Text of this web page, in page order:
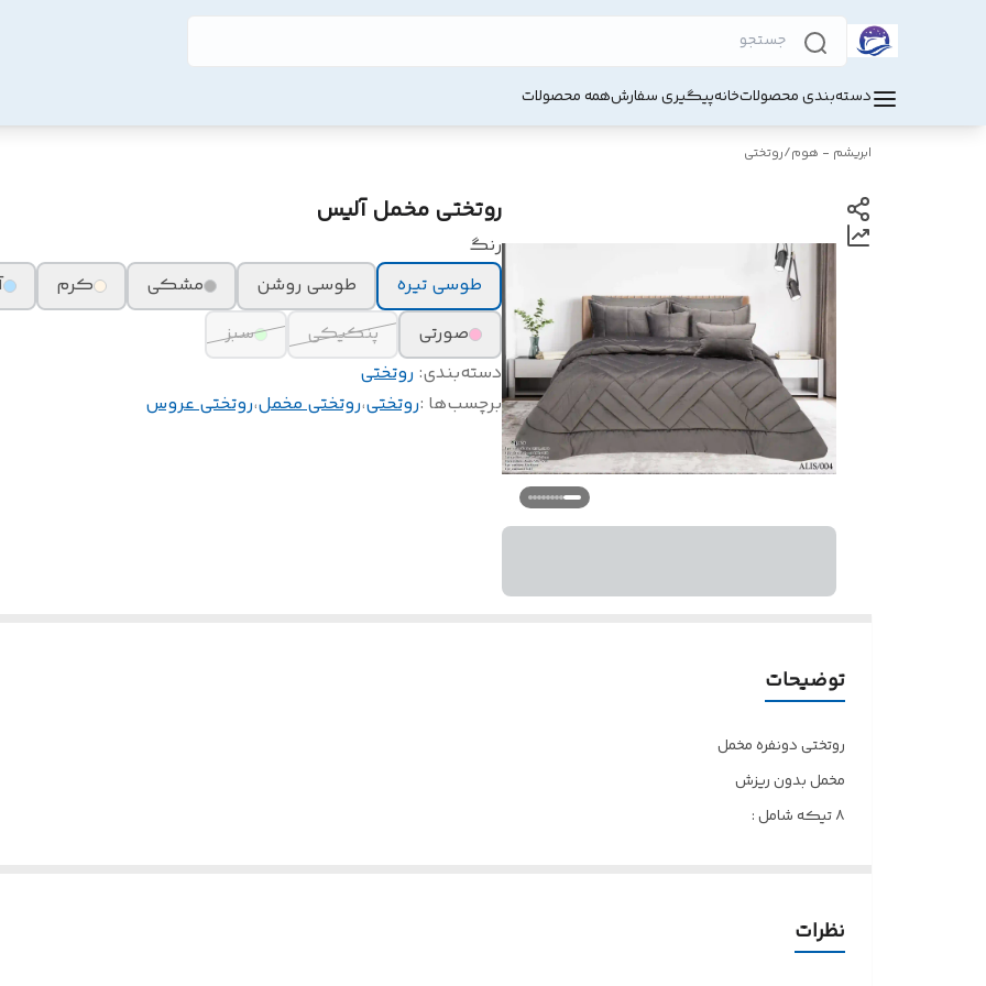
دسته‌بندی محصولاتخانهپیگیری سفارشهمه محصولات
ابریشم - هوم/روتختی
روتختی مخمل آلیس
رنگ
طوسی تیره
طوسی روشن مشکی کرم
صورتی
پنکیکی
سبز
دسته‌بندی: روتختی
برچسب‌ها :روتختی،روتختی مخمل،روتختی عروس
توضیحات
روتختی دونفره مخمل
مخمل بدون ریزش
۸ تیکه شامل :
۴ روبالشتی (۲ ساده ، ۲مخمل)
۲ کوسن پر شده ۳۵*۴۵ و ۴۵*۴۵
نظرات